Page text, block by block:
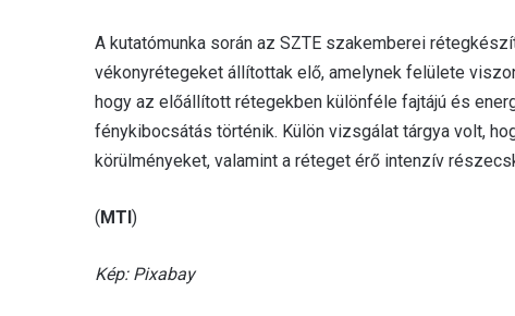
A kutatómunka során az SZTE szakemberei
vékonyrétegeket állítottak elő, amelynek felülete
hogy az előállított rétegekben különféle fajtájú és
fénykibocsátás történik. Külön vizsgálat tárgya volt,
körülményeket, valamint a réteget érő intenzív
(MTI)
Kép: Pixabay